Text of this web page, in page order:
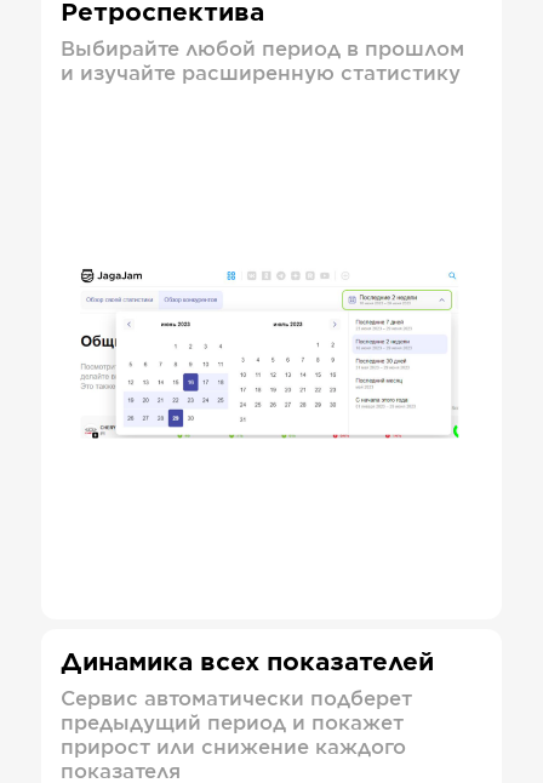
Ретроспектива
Выбирайте любой период в прошлом
и изучайте расширенную статистику
Динамика всех показателей
Сервис автоматически подберет
предыдущий период и покажет
прирост или снижение каждого
показателя